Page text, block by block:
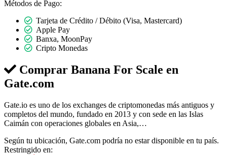
Métodos de Pago:
Tarjeta de Crédito / Débito (Visa, Mastercard)
Apple Pay
Banxa, MoonPay
Cripto Monedas
Comprar Banana For Scale en
Gate.com
Gate.io es uno de los exchanges de criptomonedas más antiguos y
completos del mundo, fundado en 2013 y con sede en las Islas
Caimán con operaciones globales en Asia,…
Según tu ubicación, Gate.com podría no estar disponible en tu país.
Restringido en: